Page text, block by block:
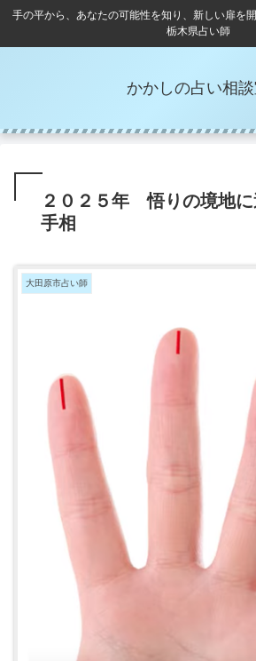
手の平から、あなたの可能性を知り、新しい扉
栃木県占い師
かかしの占い相
２０２５年 悟りの境地
手相
大田原市占い師